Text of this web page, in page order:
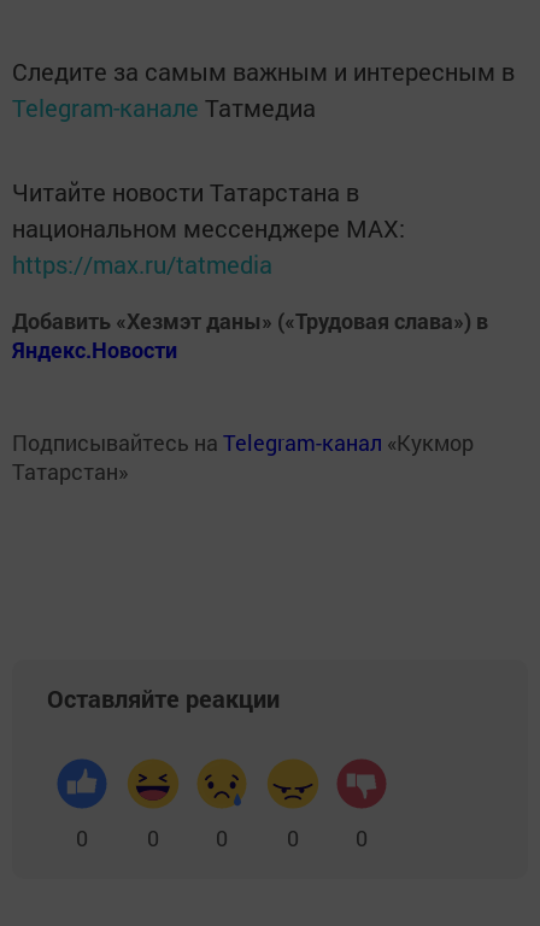
Следите за самым важным и интересным в
Telegram-канале Татмедиа
Читайте новости Татарстана в
национальном мессенджере MАХ:
https://max.ru/tatmedia
Добавить «Хезмэт даны» («Трудовая слава») в
Яндекс.Новости
Подписывайтесь на Telegram-канал «Кукмор
Татарстан»
Оставляйте реакции
0 0 0 0 0